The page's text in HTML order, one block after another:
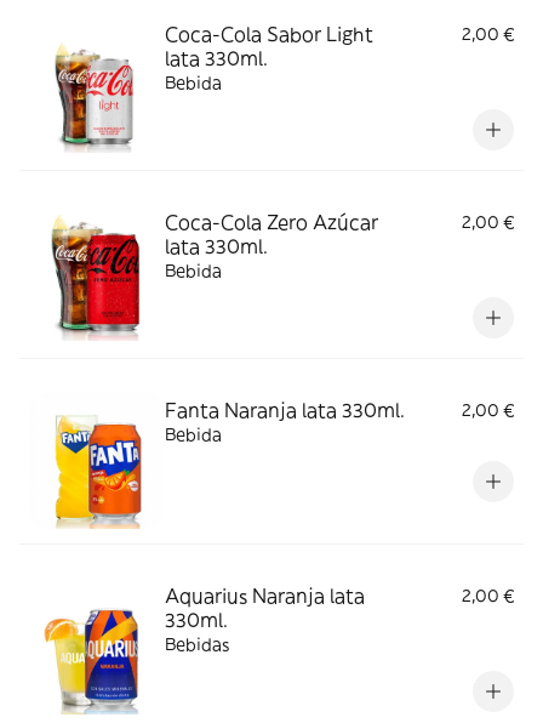
Coca-Cola Sabor Light
lata 330ml.
2,00 €
Bebida
Coca-Cola Zero Azúcar
lata 330ml.
2,00 €
Bebida
Fanta Naranja lata 330ml.
2,00 €
Bebida
Aquarius Naranja lata
330ml.
2,00 €
Bebidas